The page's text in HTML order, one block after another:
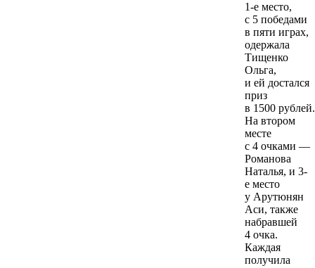
1-е место,
с 5 победами
в пяти играх,
одержала
Тищенко
Ольга,
и ей достался
приз
в 1500 рублей.
На втором
месте
с 4 очками —
Романова
Наталья, и 3-
е место
у Арутюнян
Аси, также
набравшей
4 очка.
Каждая
получила